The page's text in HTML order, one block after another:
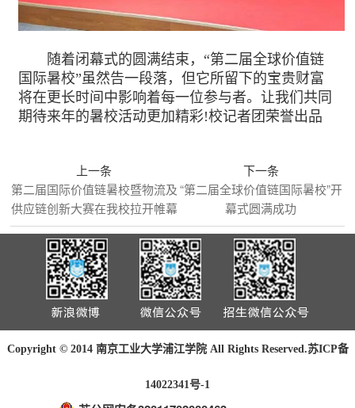
随着闭幕式的圆满结束，“第二届全球价值链
国际暑校”虽然告一段落，但它所留下的宝贵财富
将在更长时间中影响着每一位参与者。让我们共同
期待来年的暑校活动更加精彩!校记者团荣誉出品
上一条
第二届国际价值链暑校暨物流及
供应链创新大赛在我校拉开帷幕
下一条
“第二届全球价值链国际暑校”开
幕式圆满成功
Copyright © 2014 南京工业大学浦江学院 All Rights Reserved.苏ICP备
14022341号-1